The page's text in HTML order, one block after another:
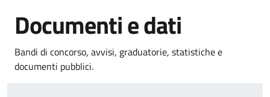
Documenti e dati
Bandi di concorso, avvisi, graduatorie, statistiche e
documenti pubblici.